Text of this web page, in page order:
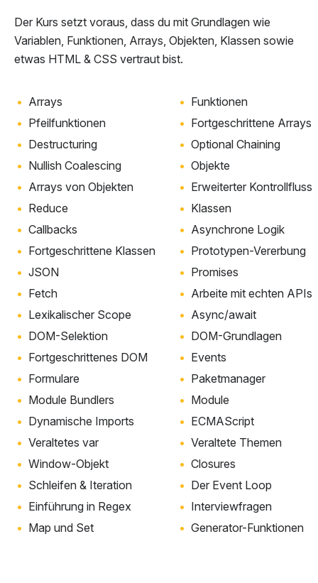
Der Kurs setzt voraus, dass du mit Grundlagen wie
Variablen, Funktionen, Arrays, Objekten, Klassen sowie
etwas HTML & CSS vertraut bist.
Arrays
Funktionen
Pfeilfunktionen
Fortgeschrittene Arrays
Destructuring
Optional Chaining
Nullish Coalescing
Objekte
Arrays von Objekten
Erweiterter Kontrollfluss
Reduce
Klassen
Callbacks
Asynchrone Logik
Fortgeschrittene Klassen
Prototypen-Vererbung
JSON
Promises
Fetch
Arbeite mit echten APIs
Lexikalischer Scope
Async/await
DOM-Selektion
DOM-Grundlagen
Fortgeschrittenes DOM
Events
Formulare
Paketmanager
Module Bundlers
Module
Dynamische Imports
ECMAScript
Veraltetes var
Veraltete Themen
Window-Objekt
Closures
Schleifen & Iteration
Der Event Loop
Einführung in Regex
Interviewfragen
Map und Set
Generator-Funktionen